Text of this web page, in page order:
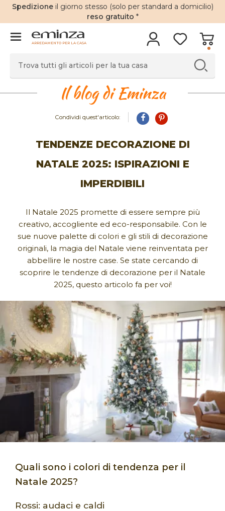
Spedizione il giorno stesso (solo per standard a domicilio)
reso gratuito *
ARREDAMENTO PER LA CASA
Il blog di Eminza
Condividi quest'articolo:
TENDENZE DECORAZIONE DI
NATALE 2025: ISPIRAZIONI E
IMPERDIBILI
Il Natale 2025 promette di essere sempre più
creativo, accogliente ed eco-responsabile. Con le
sue nuove palette di colori e gli stili di decorazione
originali, la magia del Natale viene reinventata per
abbellire le nostre case. Se state cercando di
scoprire le tendenze di decorazione per il Natale
2025, questo articolo fa per voi!
Quali sono i colori di tendenza per il
Natale 2025?
Rossi: audaci e caldi